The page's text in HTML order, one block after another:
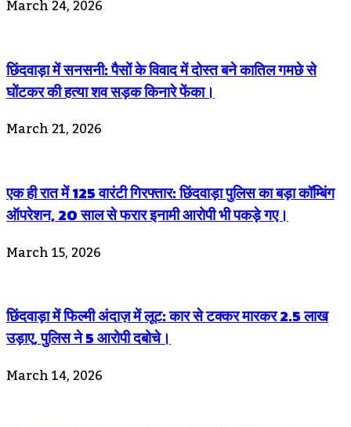
March 24, 2026
छिंदवाड़ा में सनसनी: पैसों के विवाद में दोस्त बने कातिल गमछे से
घोंटकर की हत्या शव सड़क किनारे फेंका।
March 21, 2026
एक ही रात में 125 वारंटी गिरफ्तार: छिंदवाड़ा पुलिस का बड़ा कॉम्बिंग
ऑपरेशन, 20 साल से फरार इनामी आरोपी भी पकड़े गए।
March 15, 2026
छिंदवाड़ा में फिल्मी अंदाज़ में लूट: कार से टक्कर मारकर 2.5 लाख
उड़ाए, पुलिस ने 5 आरोपी दबोचे।
March 14, 2026